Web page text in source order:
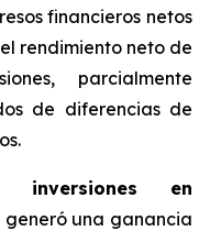
financieros netos
rendimiento neto de
parcialmente
de diferencias de
inversiones en
generó una ganancia